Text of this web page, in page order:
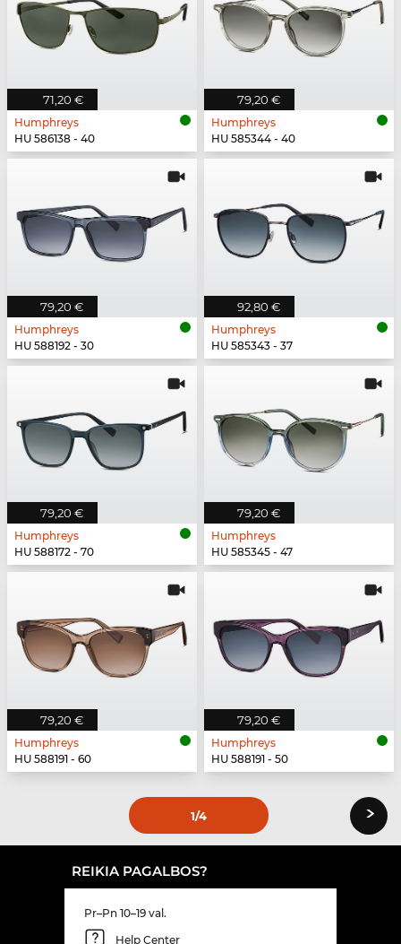
71,20 €
Humphreys
HU 586138 - 40
79,20 €
Humphreys
HU 585344 - 40
79,20 €
Humphreys
HU 588192 - 30
92,80 €
Humphreys
HU 585343 - 37
79,20 €
Humphreys
HU 588172 - 70
79,20 €
Humphreys
HU 585345 - 47
79,20 €
Humphreys
HU 588191 - 60
79,20 €
Humphreys
HU 588191 - 50
1/4 ›
REIKIA PAGALBOS?
Pr–Pn 10–19 val.
Help Center